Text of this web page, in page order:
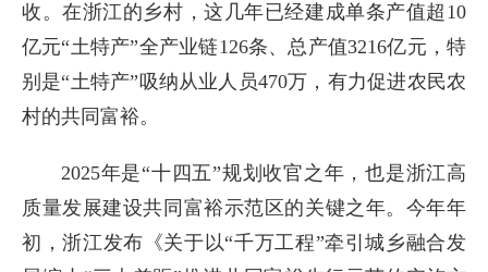
收。在浙江的乡村，这几年已经建成单条产值超10
亿元“土特产”全产业链126条、总产值3216亿元，特
别是“土特产”吸纳从业人员470万，有力促进农民农
村的共同富裕。
2025年是“十四五”规划收官之年，也是浙江高
质量发展建设共同富裕示范区的关键之年。今年年
初，浙江发布《关于以“千万工程”牵引城乡融合发